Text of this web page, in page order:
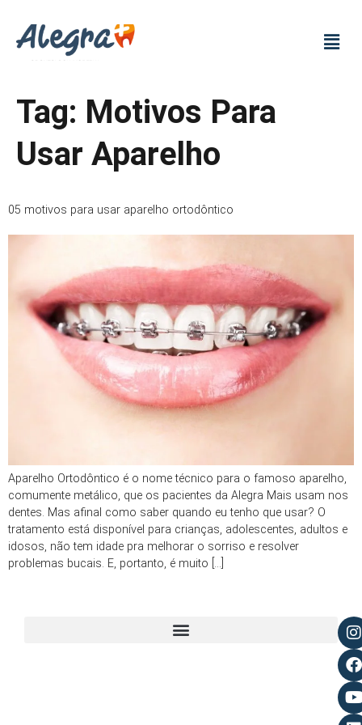
Tag: Motivos Para
Usar Aparelho
05 motivos para usar aparelho ortodôntico
Aparelho Ortodôntico é o nome técnico para o famoso aparelho,
comumente metálico, que os pacientes da Alegra Mais usam nos
dentes. Mas afinal como saber quando eu tenho que usar? O
tratamento está disponível para crianças, adolescentes, adultos e
idosos, não tem idade pra melhorar o sorriso e resolver
problemas bucais. E, portanto, é muito […]